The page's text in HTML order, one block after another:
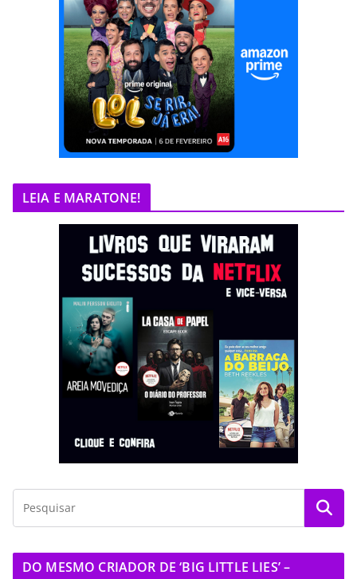
LEIA E MARATONE!
DO MESMO CRIADOR DE ‘BIG LITTLE LIES’ –